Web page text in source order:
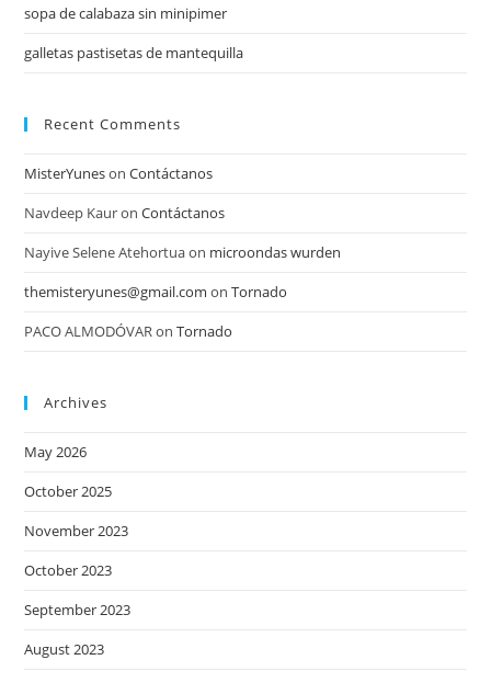
sopa de calabaza sin minipimer
galletas pastisetas de mantequilla
Recent Comments
MisterYunesonContáctanos
Navdeep KauronContáctanos
Nayive Selene Atehortuaon microondas wurden
themisteryunes@gmail.com onTornado
PACO ALMODÓVARonTornado
Archives
May 2026
October 2025
November 2023
October 2023
September 2023
August 2023